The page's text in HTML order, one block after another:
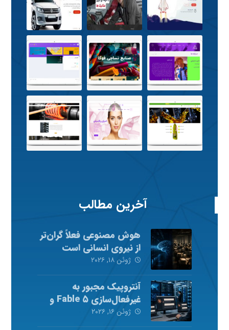
آخرین مطالب
هوش مصنوعی فعلاً گران‌تر
از نیروی انسانی است
ژوئن ۱۸, ۲۰۲۶
آنتروپیک مجبور به
غیرفعال‌سازی Fable ۵ و
Mythos ۵ شد
ژوئن ۱۶, ۲۰۲۶